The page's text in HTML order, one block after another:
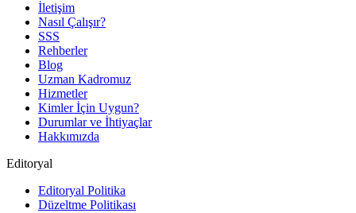
İletişim
Nasıl Çalışır?
SSS
Rehberler
Blog
Uzman Kadromuz
Hizmetler
Kimler İçin Uygun?
Durumlar ve İhtiyaçlar
Hakkımızda
Editoryal
Editoryal Politika
Düzeltme Politikası